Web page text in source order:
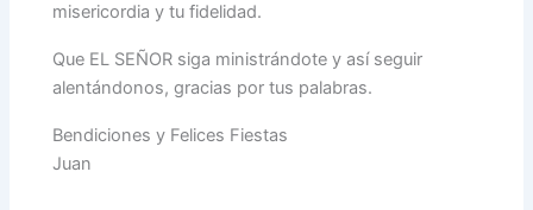
misericordia y tu fidelidad.
Que EL SEÑOR siga ministrándote y así seguir
alentándonos, gracias por tus palabras.
Bendiciones y Felices Fiestas
Juan